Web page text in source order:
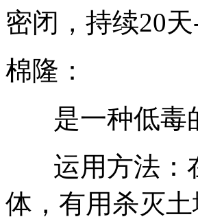
密闭，持续20
棉隆：
是一种低毒
运用方法：
体，有用杀灭